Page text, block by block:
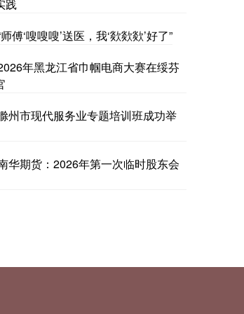
践
傅‘嗖嗖嗖’送医，我‘欻欻欻’好了”
年黑龙江省巾帼电商大赛在绥芬
州市现代服务业专题培训班成功举
华期货：2026年第一次临时股东会